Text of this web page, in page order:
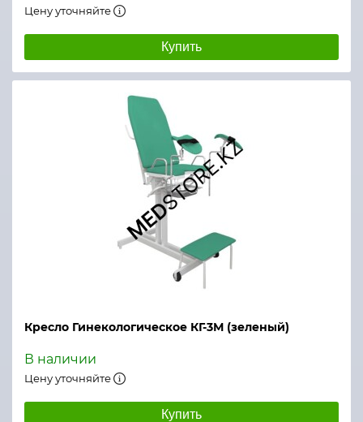
Цену уточняйте
Купить
Кресло Гинекологическое КГ-3М (зеленый)
В наличии
Цену уточняйте
Купить